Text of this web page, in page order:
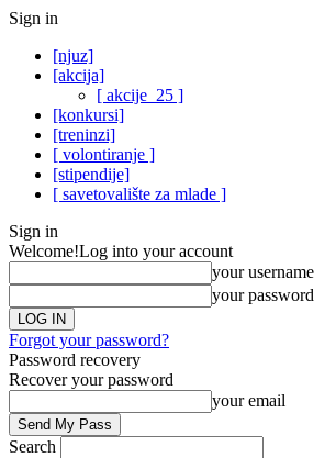
Sign in
[njuz]
[akcija]
[ akcije_25 ]
[konkursi]
[treninzi]
[ volontiranje ]
[stipendije]
[ savetovalište za mlade ]
Sign in
Welcome!Log into your account
your username
your password
Forgot your password?
Password recovery
Recover your password
your email
Search